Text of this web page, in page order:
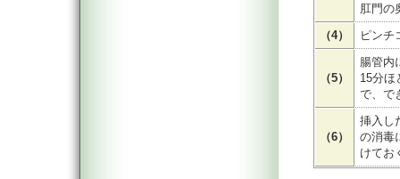
肛門の
（4）
ピンチ
（5）
腸管内
15分ほ
で、で
（6）
挿入し
の消毒
けてお